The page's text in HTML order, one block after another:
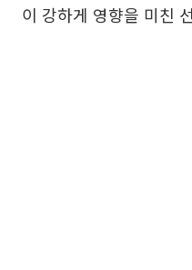
이 강하게 영향을 미친